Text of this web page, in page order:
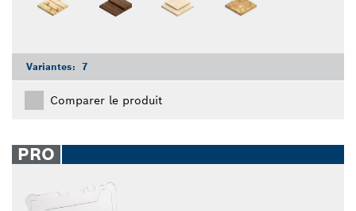
Variantes: 7
Comparer le produit
PRO